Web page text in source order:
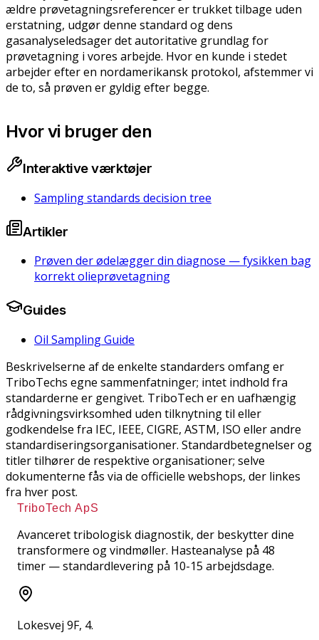
ældre prøvetagningsreferencer er trukket tilbage uden
erstatning, udgør denne standard og dens
gasanalyseledsager det autoritative grundlag for
prøvetagning i vores arbejde. Hvor en kunde i stedet
arbejder efter en nordamerikansk protokol, afstemmer vi
de to, så prøven er gyldig efter begge.
Hvor vi bruger den
Interaktive værktøjer
Sampling standards decision tree
Artikler
Prøven der ødelægger din diagnose — fysikken bag
korrekt olieprøvetagning
Guides
Oil Sampling Guide
Beskrivelserne af de enkelte standarders omfang er
TriboTechs egne sammenfatninger; intet indhold fra
standarderne er gengivet. TriboTech er en uafhængig
rådgivningsvirksomhed uden tilknytning til eller
godkendelse fra IEC, IEEE, CIGRE, ASTM, ISO eller andre
standardiseringsorganisationer. Standardbetegnelser og
titler tilhører de respektive organisationer; selve
dokumenterne fås via de officielle webshops, der linkes
fra hver post.
TriboTech ApS
Avanceret tribologisk diagnostik, der beskytter dine
transformere og vindmøller. Hasteanalyse på 48
timer — standardlevering på 10-15 arbejdsdage.
Lokesvej 9F, 4.